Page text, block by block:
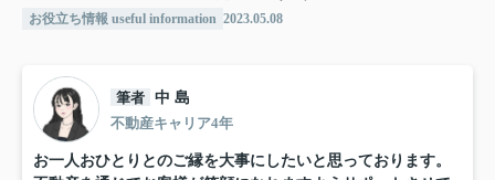
お役立ち情報 useful information 2023.05.08
筆者 中 島
不動産キャリア4年
お一人おひとりとのご縁を大事にしたいと思っております。